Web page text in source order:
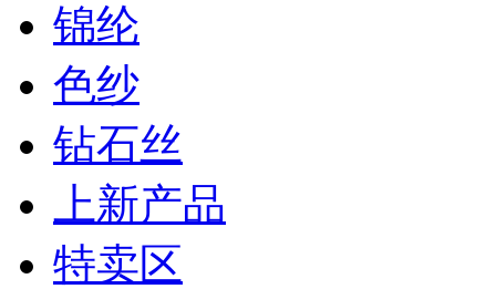
锦纶
色纱
钻石丝
上新产品
特卖区